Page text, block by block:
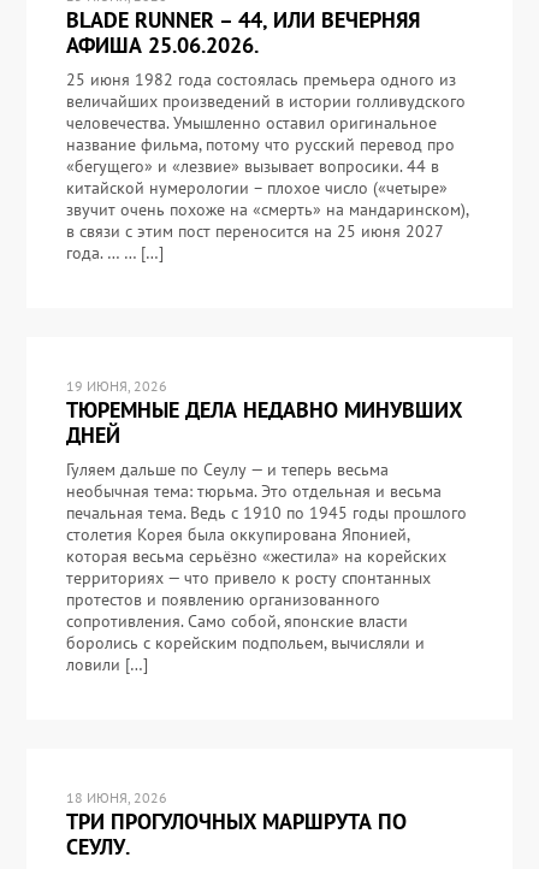
BLADE RUNNER – 44, ИЛИ ВЕЧЕРНЯЯ
АФИША 25.06.2026.
25 июня 1982 года состоялась премьера одного из
величайших произведений в истории голливудского
человечества. Умышленно оставил оригинальное
название фильма, потому что русский перевод про
«бегущего» и «лезвие» вызывает вопросики. 44 в
китайской нумерологии – плохое число («четыре»
звучит очень похоже на «смерть» на мандаринском),
в связи с этим пост переносится на 25 июня 2027
года. … … […]
19 ИЮНЯ, 2026
ТЮРЕМНЫЕ ДЕЛА НЕДАВНО МИНУВШИХ
ДНЕЙ
Гуляем дальше по Сеулу — и теперь весьма
необычная тема: тюрьма. Это отдельная и весьма
печальная тема. Ведь с 1910 по 1945 годы прошлого
столетия Корея была оккупирована Японией,
которая весьма серьёзно «жестила» на корейских
территориях — что привело к росту спонтанных
протестов и появлению организованного
сопротивления. Само собой, японские власти
боролись с корейским подпольем, вычисляли и
ловили […]
18 ИЮНЯ, 2026
ТРИ ПРОГУЛОЧНЫХ МАРШРУТА ПО
СЕУЛУ.